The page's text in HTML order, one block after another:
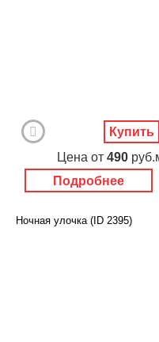
Подробнее
Цена от 490
Купить
Ночная улочка (ID 2395)